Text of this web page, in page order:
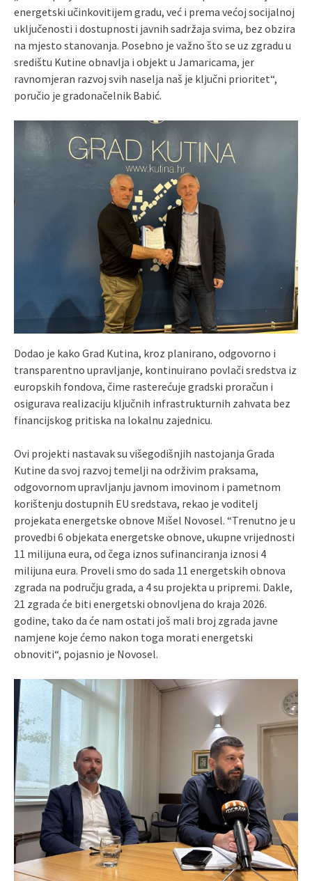
energetski učinkovitijem gradu, već i prema većoj socijalnoj
uključenosti i dostupnosti javnih sadržaja svima, bez obzira
na mjesto stanovanja. Posebno je važno što se uz zgradu u
središtu Kutine obnavlja i objekt u Jamaricama, jer
ravnomjeran razvoj svih naselja naš je ključni prioritet“,
poručio je gradonačelnik Babić.
Dodao je kako Grad Kutina, kroz planirano, odgovorno i
transparentno upravljanje, kontinuirano povlači sredstva iz
europskih fondova, čime rasterećuje gradski proračun i
osigurava realizaciju ključnih infrastrukturnih zahvata bez
financijskog pritiska na lokalnu zajednicu.
Ovi projekti nastavak su višegodišnjih nastojanja Grada
Kutine da svoj razvoj temelji na održivim praksama,
odgovornom upravljanju javnom imovinom i pametnom
korištenju dostupnih EU sredstava, rekao je voditelj
projekata energetske obnove Mišel Novosel. “Trenutno je u
provedbi 6 objekata energetske obnove, ukupne vrijednosti
11 milijuna eura, od čega iznos sufinanciranja iznosi 4
milijuna eura. Proveli smo do sada 11 energetskih obnova
zgrada na području grada, a 4 su projekta u pripremi. Dakle,
21 zgrada će biti energetski obnovljena do kraja 2026.
godine, tako da će nam ostati još mali broj zgrada javne
namjene koje ćemo nakon toga morati energetski
obnoviti“, pojasnio je Novosel.